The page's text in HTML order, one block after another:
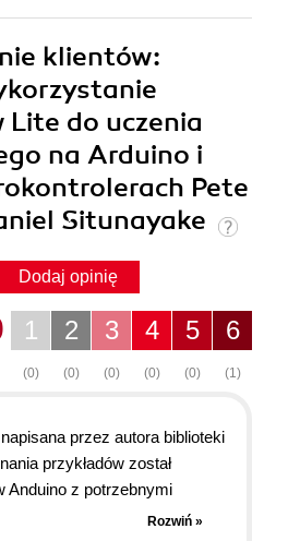
klientów:
Lite do uczenia
na Arduino i
Pete
Situnayake
Dodaj opinię
6
(1)
5
(0)
4
(0)
3
(0)
2
(0)
1
(0)
przez autora biblioteki
przykładów został
Anduino z potrzebnymi
wspiera również kurs
Rozwiń »